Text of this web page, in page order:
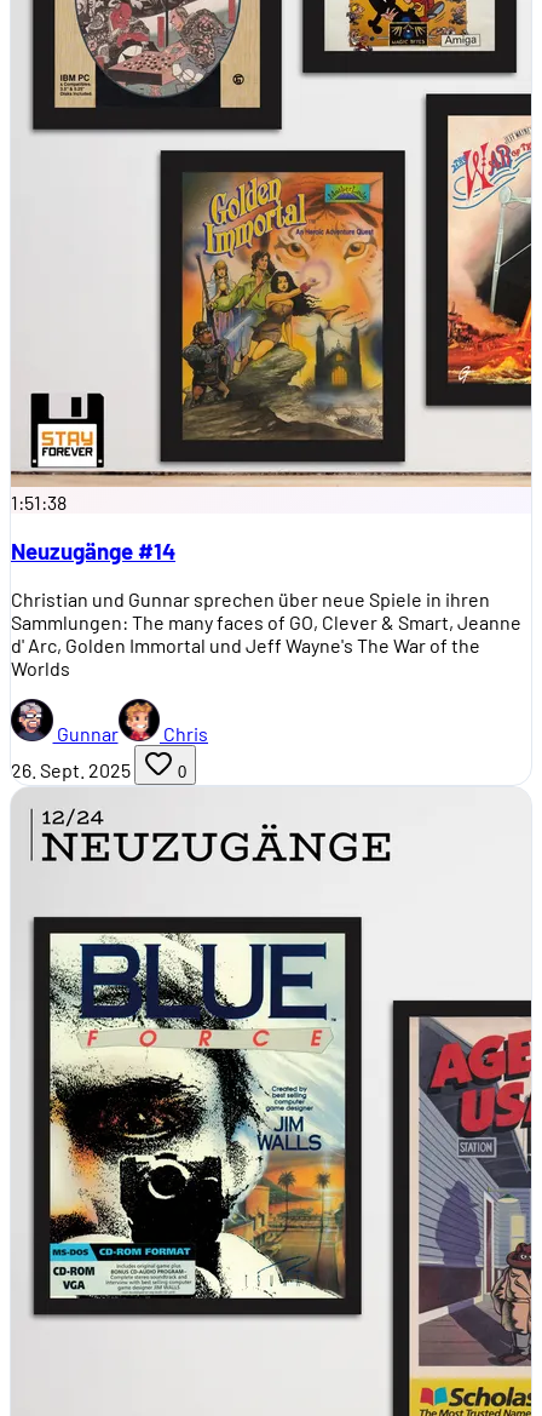
1:51:38
Neuzugänge #14
Christian und Gunnar sprechen über neue Spiele in ihren
Sammlungen: The many faces of GO, Clever & Smart, Jeanne
d' Arc, Golden Immortal und Jeff Wayne's The War of the
Worlds
Gunnar
Chris
26. Sept. 2025
0